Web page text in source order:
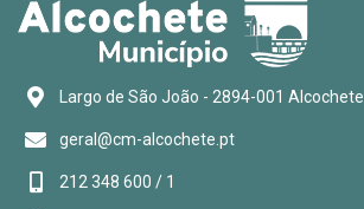
Largo de São João - 2894-001 Alcochete
geral@cm-alcochete.pt
212 348 600 / 1